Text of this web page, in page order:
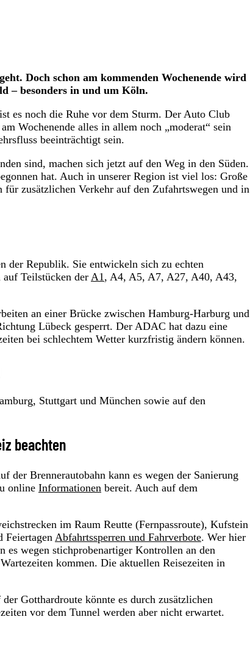
Doch schon am kommenden Wochenende wird
– besonders in und um Köln.
es noch die Ruhe vor dem Sturm. Der Auto Club
Wochenende alles in allem noch „moderat“ sein
beeinträchtigt sein.
sind, machen sich jetzt auf den Weg in den Süden.
hat. Auch in unserer Region ist viel los: Große
zusätzlichen Verkehr auf den Zufahrtswegen und in
der Republik. Sie entwickeln sich zu echten
auf Teilstücken der A1 , A4, A5, A7, A27, A40, A43,
an einer Brücke zwischen Hamburg-Harburg und
Lübeck gesperrt. Der ADAC hat dazu eine
bei schlechtem Wetter kurzfristig ändern können.
Stuttgart und München sowie auf den
beachten
der Brennerautobahn kann es wegen der Sanierung
online Informationen bereit. Auch auf dem
im Raum Reutte (Fernpassroute), Kufstein
Feiertagen Abfahrtssperren und Fahrverbote. Wer hier
es wegen stichprobenartiger Kontrollen an den
kommen. Die aktuellen Reisezeiten in
Gotthardroute könnte es durch zusätzlichen
vor dem Tunnel werden aber nicht erwartet.